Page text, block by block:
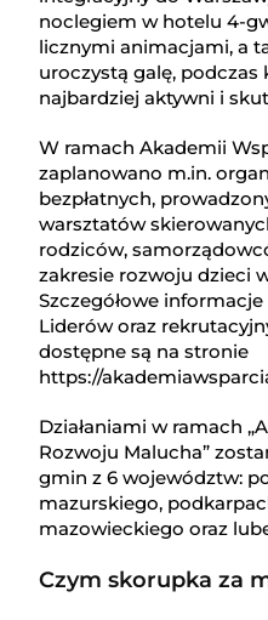
noclegiem w hotelu 4-
licznymi animacjami, a
uroczystą galę,
najbardziej aktywni i
W ramach Akademii
zaplanowano m.in.
bezpłatnych,
warsztatów
rodziców,
zakresie rozwoju dzieci
Szczegółowe
Liderów oraz
dostępne są na stronie
https://
Działaniami w ramach
Rozwoju Malucha”
gmin z 6 województw:
mazurskiego,
mazowieckiego oraz
Czym skorupka za